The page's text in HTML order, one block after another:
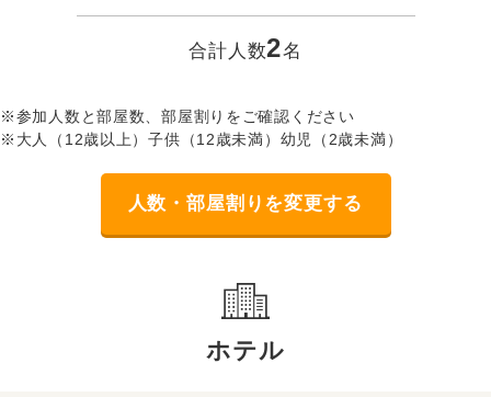
合計人数2名
※参加人数と部屋数、部屋割りをご確認ください
※大人（12歳以上）子供（12歳未満）幼児（2歳未満）
人数・部屋割りを変更する
ホテル